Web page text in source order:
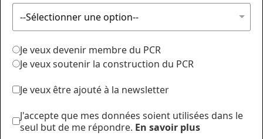
Je veux devenir membre du PCR
Je veux soutenir la construction du PCR
Je veux être ajouté à la newsletter
J'accepte que mes données soient utilisées dans le
seul but de me répondre. En savoir plus